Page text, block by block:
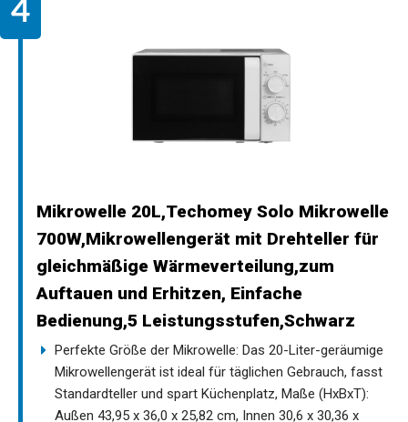
Mikrowelle 20L,Techomey Solo Mikrowelle
700W,Mikrowellengerät mit Drehteller für
gleichmäßige Wärmeverteilung,zum
Auftauen und Erhitzen, Einfache
Bedienung,5 Leistungsstufen,Schwarz
Perfekte Größe der Mikrowelle: Das 20-Liter-geräumige
Mikrowellengerät ist ideal für täglichen Gebrauch, fasst
Standardteller und spart Küchenplatz, Maße (HxBxT):
Außen 43,95 x 36,0 x 25,82 cm, Innen 30,6 x 30,36 x